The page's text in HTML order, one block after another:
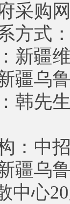
采购
方式
新疆
疆乌
韩先
：中
疆乌
中心